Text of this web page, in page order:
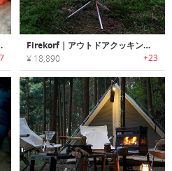
ターキット「ファイヤーアント」 Firekorf｜アウトドアクッキングで活躍する燃焼効率に優れたポータブルファイヤーピット「ファイヤーコーフ」
¥ 18,890 +23